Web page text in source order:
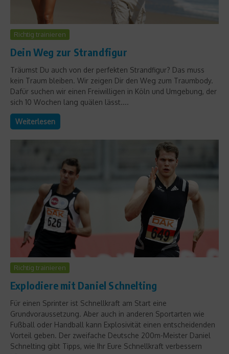
Richtig trainieren
Dein Weg zur Strandfigur
Träumst Du auch von der perfekten Strandfigur? Das muss
kein Traum bleiben. Wir zeigen Dir den Weg zum Traumbody.
Dafür suchen wir einen Freiwilligen in Köln und Umgebung, der
sich 10 Wochen lang quälen lässt....
Weiterlesen
Richtig trainieren
Explodiere mit Daniel Schnelting
Für einen Sprinter ist Schnellkraft am Start eine
Grundvoraussetzung. Aber auch in anderen Sportarten wie
Fußball oder Handball kann Explosivität einen entscheidenden
Vorteil geben. Der zweifache Deutsche 200m-Meister Daniel
Schnelting gibt Tipps, wie Ihr Eure Schnellkraft verbessern